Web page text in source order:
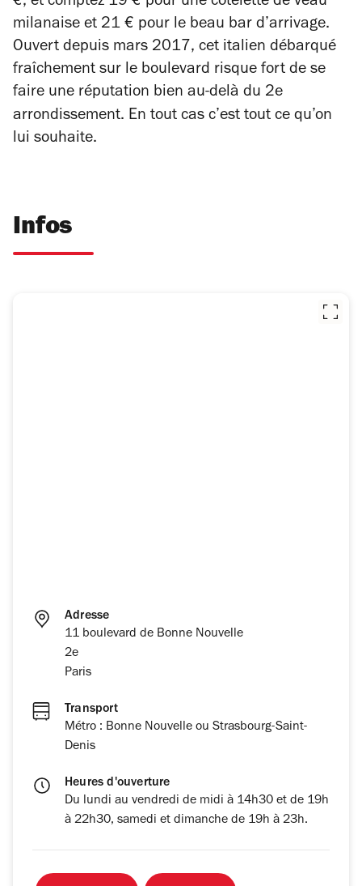
milanaise et 21 € pour le beau bar d’arrivage.
Ouvert depuis mars 2017, cet italien débarqué
fraîchement sur le boulevard risque fort de se
faire une réputation bien au-delà du 2e
arrondissement. En tout cas c’est tout ce qu’on
lui souhaite.
Infos
Adresse
11 boulevard de Bonne Nouvelle
2e
Paris
Transport
Métro : Bonne Nouvelle ou Strasbourg-Saint-
Denis
Heures d'ouverture
Du lundi au vendredi de midi à 14h30 et de 19h
à 22h30, samedi et dimanche de 19h à 23h.